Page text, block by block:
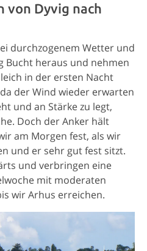
von Dyvig nach
durchzogenem Wetter und
Bucht heraus und nehmen
in der ersten Nacht
der Wind wieder erwarten
und an Stärke zu legt,
Doch der Anker hält
am Morgen fest, als wir
und er sehr gut fest sitzt.
und verbringen eine
mit moderaten
wir Arhus erreichen.